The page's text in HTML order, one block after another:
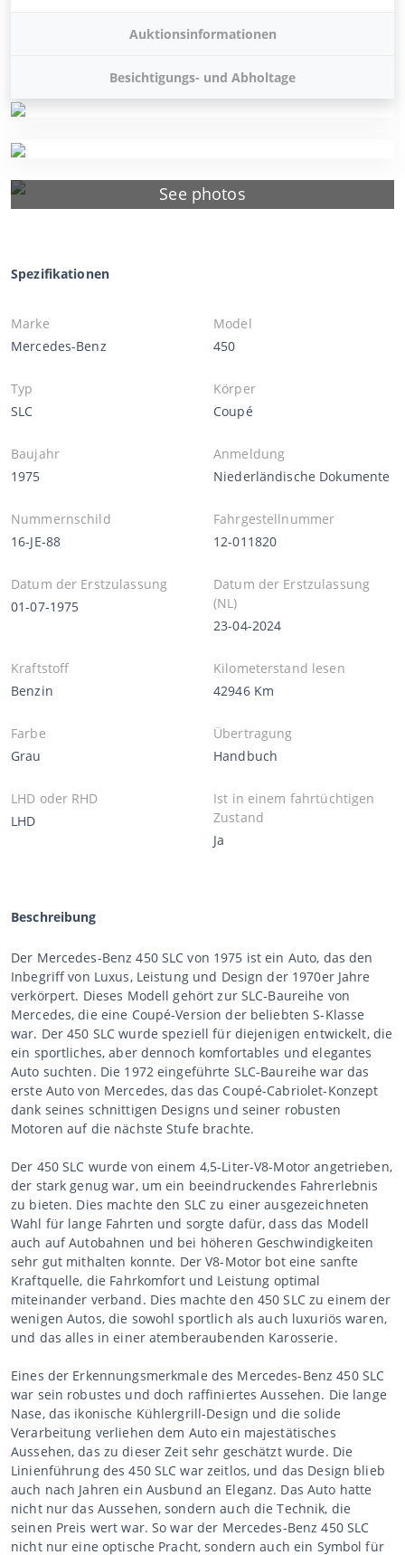
See photos
Auktionsinformationen
Besichtigungs- und Abholtage
Spezifikationen
Marke
Mercedes-Benz
Model
450
Typ
SLC
Körper
Coupé
Baujahr
1975
Anmeldung
Niederländische Dokumente
Nummernschild
16-JE-88
Fahrgestellnummer
12-011820
Datum der Erstzulassung
01-07-1975
Datum der Erstzulassung
(NL)
23-04-2024
Kraftstoff
Benzin
Kilometerstand lesen
42946 Km
Farbe
Grau
Übertragung
Handbuch
LHD oder RHD
LHD
Ist in einem fahrtüchtigen
Zustand
Ja
Beschreibung
Der Mercedes-Benz 450 SLC von 1975 ist ein Auto, das den
Inbegriff von Luxus, Leistung und Design der 1970er Jahre
verkörpert. Dieses Modell gehört zur SLC-Baureihe von
Mercedes, die eine Coupé-Version der beliebten S-Klasse
war. Der 450 SLC wurde speziell für diejenigen entwickelt, die
ein sportliches, aber dennoch komfortables und elegantes
Auto suchten. Die 1972 eingeführte SLC-Baureihe war das
erste Auto von Mercedes, das das Coupé-Cabriolet-Konzept
dank seines schnittigen Designs und seiner robusten
Motoren auf die nächste Stufe brachte.
Der 450 SLC wurde von einem 4,5-Liter-V8-Motor angetrieben,
der stark genug war, um ein beeindruckendes Fahrerlebnis
zu bieten. Dies machte den SLC zu einer ausgezeichneten
Wahl für lange Fahrten und sorgte dafür, dass das Modell
auch auf Autobahnen und bei höheren Geschwindigkeiten
sehr gut mithalten konnte. Der V8-Motor bot eine sanfte
Kraftquelle, die Fahrkomfort und Leistung optimal
miteinander verband. Dies machte den 450 SLC zu einem der
wenigen Autos, die sowohl sportlich als auch luxuriös waren,
und das alles in einer atemberaubenden Karosserie.
Eines der Erkennungsmerkmale des Mercedes-Benz 450 SLC
war sein robustes und doch raffiniertes Aussehen. Die lange
Nase, das ikonische Kühlergrill-Design und die solide
Verarbeitung verliehen dem Auto ein majestätisches
Aussehen, das zu dieser Zeit sehr geschätzt wurde. Die
Linienführung des 450 SLC war zeitlos, und das Design blieb
auch nach Jahren ein Ausbund an Eleganz. Das Auto hatte
nicht nur das Aussehen, sondern auch die Technik, die
seinen Preis wert war. So war der Mercedes-Benz 450 SLC
nicht nur eine optische Pracht, sondern auch ein Symbol für